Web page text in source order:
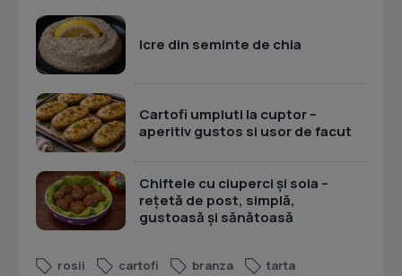
Icre din seminte de chia
Cartofi umpluti la cuptor –
aperitiv gustos si usor de facut
Chiftele cu ciuperci și soia –
rețetă de post, simplă,
gustoasă și sănătoasă
rosii cartofi branza
tarta